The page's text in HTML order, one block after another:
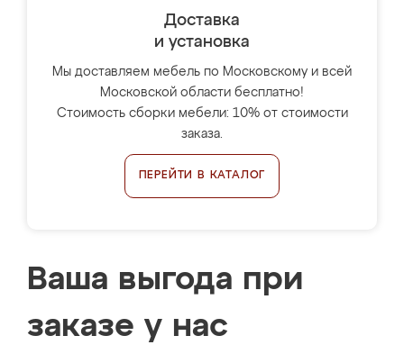
Доставка
и установка
Мы доставляем мебель по Московскому и всей
Московской области бесплатно!
Стоимость сборки мебели: 10% от стоимости
заказа.
ПЕРЕЙТИ В КАТАЛОГ
Ваша выгода при
заказе у нас